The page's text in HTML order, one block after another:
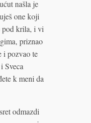
našla je
one koji
pod krila, i vi
priznao
i pozvao te
Sveca
k meni da
odmazdi